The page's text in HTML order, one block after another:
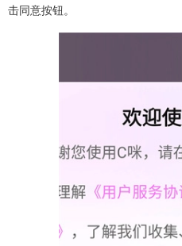
击同意按钮。